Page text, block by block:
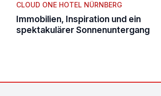
CLOUD ONE HOTEL NÜRNBERG
Immobilien, Inspiration und ein
spektakulärer Sonnenuntergang